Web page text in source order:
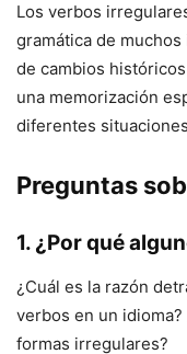
Los verbos
gramática de
de cambios
una memorización
diferentes
Preguntas
1. ¿Por qué
¿Cuál es la razón
verbos en un
formas irregulares?